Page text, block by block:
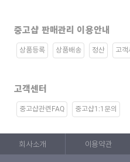
중고샵 판매관리 이용안내
상품등록 상품배송 정산 고객
고객센터
중고샵관련FAQ 중고샵1:1문의
회사소개 이용약관